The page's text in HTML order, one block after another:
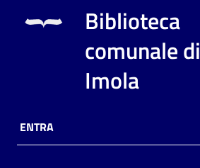
Scopri
online
Biblioteca
comunale di
Imola
ENTRA